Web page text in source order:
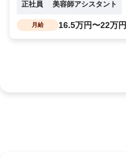
正社員 美容師アシスタント
月給 16.5万円〜22万円